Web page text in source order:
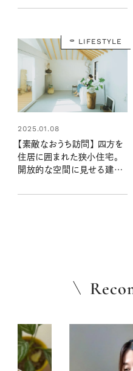
LIFESTYLE
2025.01.08
【素敵なおうち訪問】 四方を
住居に囲まれた狭小住宅。
開放的な空間に見せる建築
前編）